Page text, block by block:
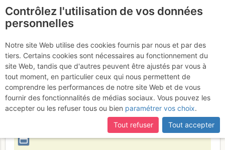
Tours - Block'Out
France Indre-et-Loire
+
–
Contrôlez l'utilisation de vos données
personnelles
Notre site Web utilise des cookies fournis par nous et par des
tiers. Certains cookies sont nécessaires au fonctionnement du
site Web, tandis que d'autres peuvent être ajustés par vous à
tout moment, en particulier ceux qui nous permettent de
comprendre les performances de notre site Web et de vous
fournir des fonctionnalités de médias sociaux. Vous pouvez les
accepter ou les refuser tous ou bien paramétrer vos choix.
Tout refuser
Tout accepter